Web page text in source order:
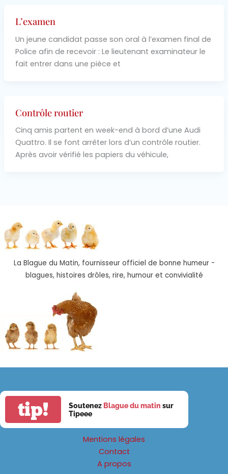
L’examen
Un jeune candidat passe son oral à l’examen final de
Police afin de recevoir : Le lieutenant examinateur le
fait entrer dans une pièce et
Contrôle routier
Cinq amis partent en week-end à bord d’une Audi
Quattro. Il se font arrêter lors d’un contrôle routier.
Après avoir vérifié les papiers du véhicule,
La Blague du Matin, fournisseur officiel de bonne humeur -
blagues, histoires drôles, rire, humour et convivialité
tip! Soutenez Blague du matin sur
Tipeee
Mentions légales
Contact
A propos